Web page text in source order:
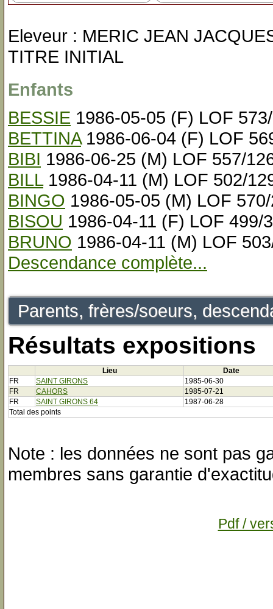
Eleveur : MERIC JEAN
TITRE INITIAL
Enfants
BESSIE 1986-05-05 (F) LOF
BETTINA1986-06-04 (F) LOF
BIBI 1986-06-25 (M) LOF 557/
BILL1986-04-11 (M) LOF 502/
BINGO 1986-05-05 (M) LOF
BISOU 1986-04-11 (F) LOF 499/
BRUNO 1986-04-11 (M) LOF
Descendance complète...
Parents, frères/soeurs,
Résultats expositions
Lieu
Date
FR
SAINT GIRONS
1985-06-30
FR
CAHORS
1985-07-21
FR
SAINT GIRONS 64
1987-06-28
Total des points
Note : les données ne sont pas
membres sans garantie
Pdf /